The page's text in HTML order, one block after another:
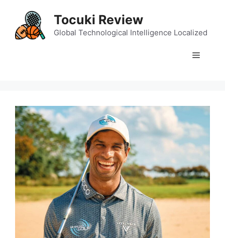
content
Tocuki Review
Global Technological Intelligence Localized
Menu